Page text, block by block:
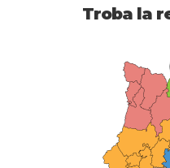
Troba la